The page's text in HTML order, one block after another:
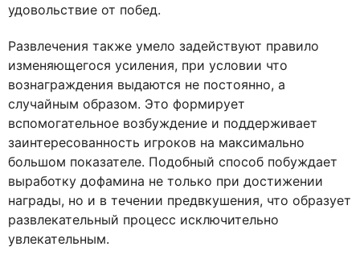
удовольствие от побед.
Развлечения также умело задействуют правило
изменяющегося усиления, при условии что
вознаграждения выдаются не постоянно, а
случайным образом. Это формирует
вспомогательное возбуждение и поддерживает
заинтересованность игроков на максимально
большом показателе. Подобный способ побуждает
выработку дофамина не только при достижении
награды, но и в течении предвкушения, что образует
развлекательный процесс исключительно
увлекательным.